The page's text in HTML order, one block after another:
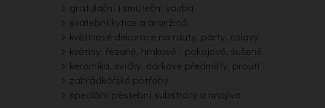
gratulační i smuteční vazba
svatební kytice a aranžmá
květinové dekorace na rauty, párty, oslavy
květiny: řezané, hrnkové - pokojové, sušené
keramika, svíčky, dárkové předměty, proutí
zahrádkářské potřeby
speciální pěstební substráty a hnojiva